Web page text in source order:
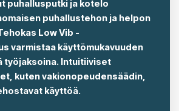
puhallusputki ja kotelo
puhallustehon ja helpon
Low Vib -
varmistaa käyttömukavuuden
työjaksoina. Intuitiiviset
kuten vakionopeudensäädin,
käyttöä.